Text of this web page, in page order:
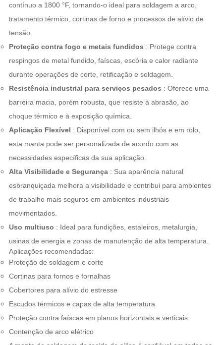
contínuo a 1800 °F, tornando-o ideal para soldagem a arco,
tratamento térmico, cortinas de forno e processos de alívio de
tensão.
Proteção contra fogo e metais fundidos : Protege contra
respingos de metal fundido, faíscas, escória e calor radiante
durante operações de corte, retificação e soldagem.
Resistência industrial para serviços pesados : Oferece uma
barreira macia, porém robusta, que resiste à abrasão, ao
choque térmico e à exposição química.
Aplicação Flexível : Disponível com ou sem ilhós e em rolo,
esta manta pode ser personalizada de acordo com as
necessidades específicas da sua aplicação.
Alta Visibilidade e Segurança : Sua aparência natural
esbranquiçada melhora a visibilidade e contribui para ambientes
de trabalho mais seguros em ambientes industriais
movimentados.
Uso multiuso : Ideal para fundições, estaleiros, metalurgia,
usinas de energia e zonas de manutenção de alta temperatura.
Aplicações recomendadas:
Proteção de soldagem e corte
Cortinas para fornos e fornalhas
Cobertores para alívio do estresse
Escudos térmicos e capas de alta temperatura
Proteção contra faíscas em planos horizontais e verticais
Contenção de arco elétrico